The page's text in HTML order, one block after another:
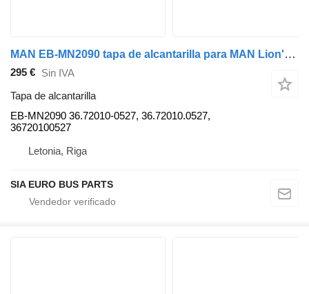
MAN EB-MN2090 tapa de alcantarilla para MAN Lion's City, Lion's City Electric autobús
295 € Sin IVA
Tapa de alcantarilla
EB-MN2090 36.72010-0527, 36.72010.0527,
36720100527
Letonia, Riga
SIA EURO BUS PARTS